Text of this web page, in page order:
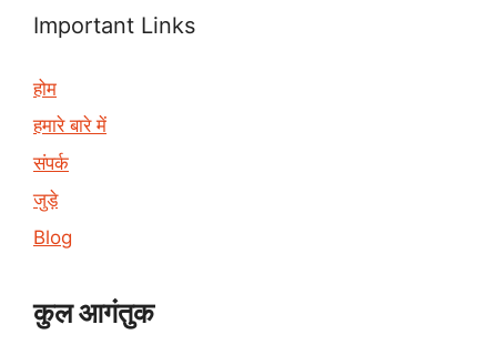
Important Links
होम
हमारे बारे में
संपर्क
जुड़े
Blog
कुल आगंतुक